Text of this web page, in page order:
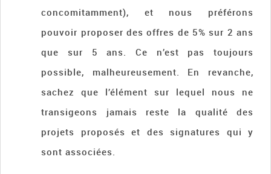
concomitamment), et nous préférons
pouvoir proposer des offres de 5% sur 2 ans
que sur 5 ans. Ce n’est pas toujours
possible, malheureusement. En revanche,
sachez que l’élément sur lequel nous ne
transigeons jamais reste la qualité des
projets proposés et des signatures qui y
sont associées.